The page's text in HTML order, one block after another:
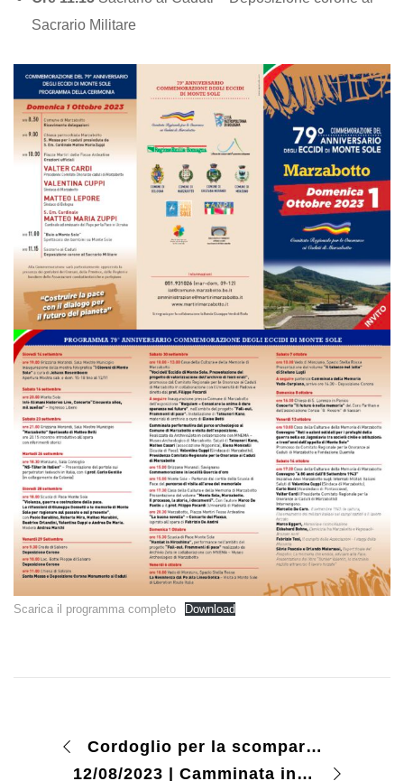
Sacrario Militare
Scarica il programma completo Download
Cordoglio per la scomparsa del prof. Vittorio Prodi
12/08/2023 | Camminata in compagnia degli Scout di Lecce